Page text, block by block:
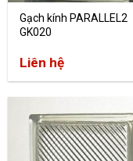
Gạch kính PARALLEL2
GK020
Liên hệ